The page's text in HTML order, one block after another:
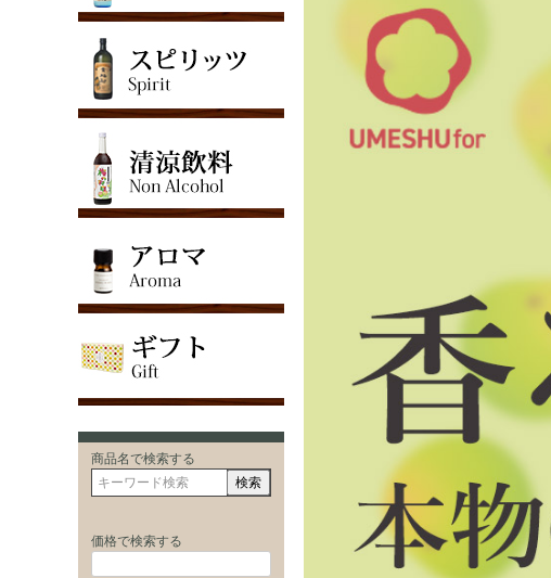
商品名で検索する
検索
価格で検索する